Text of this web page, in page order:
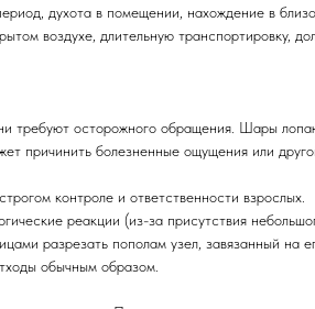
духота в помещении, нахождение в
воздухе, длительную транспортировку,
требуют осторожного обращения. Шары
причинить болезненные ощущения или
контроле и ответственности взрослых.
реакции (из-за присутствия
разрезать пополам узел, завязанный на
обычным образом.